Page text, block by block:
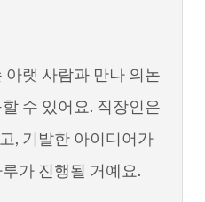
아랫 사람과 만나 의논
수 있어요. 직장인은
, 기발한 아이디어가
가 진행될 거예요.